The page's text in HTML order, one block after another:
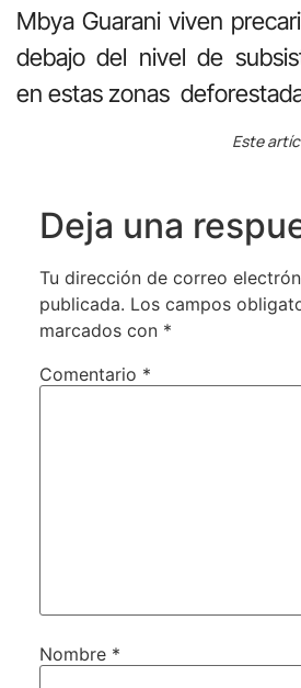
Mbya Guarani viven
debajo del nivel de
en estas zonas
Este
Deja una
Tu dirección de correo
publicada. Los campos
marcados con *
Comentario *
Nombre *